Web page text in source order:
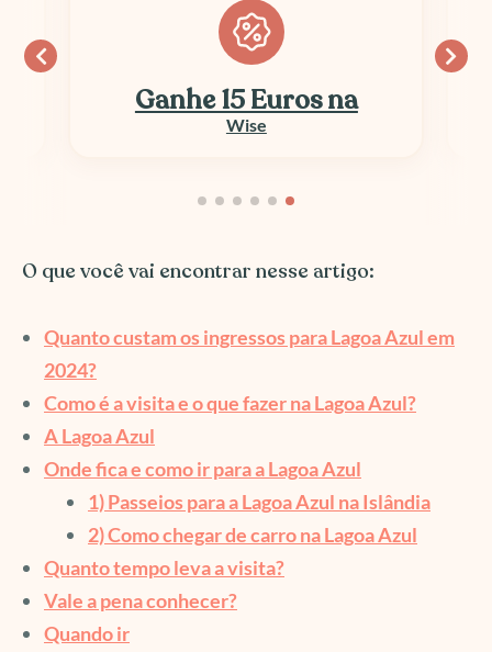
Ganhe 15 Euros na
Wise
O que você vai encontrar nesse artigo:
Quanto custam os ingressos para Lagoa Azul em
2024?
Como é a visita e o que fazer na Lagoa Azul?
A Lagoa Azul
Onde fica e como ir para a Lagoa Azul
1) Passeios para a Lagoa Azul na Islândia
2) Como chegar de carro na Lagoa Azul
Quanto tempo leva a visita?
Vale a pena conhecer?
Quando ir